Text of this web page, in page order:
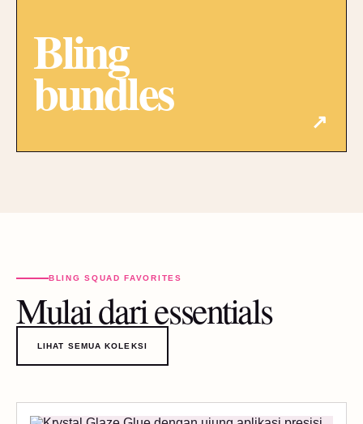
Bling
bundles ↗
BLING SQUAD FAVORITES
Mulai dari essentials
LIHAT SEMUA KOLEKSI